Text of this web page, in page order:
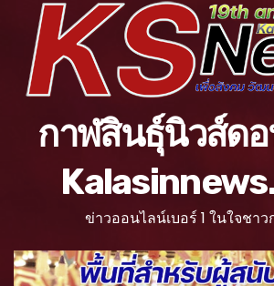
กาฬสินธุ์นิวส์ด
ข่าวออนไลน์เบอร์ 1 ในใจชา